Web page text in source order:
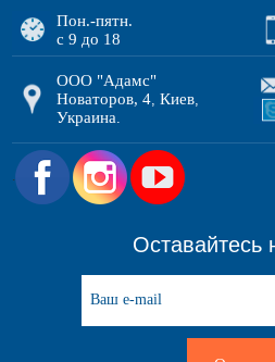
Пон.-пятн.
с 9 до 18
ООО "Адамс"
Новаторов, 4 ,Киев
Украина
.
Оставайтесь